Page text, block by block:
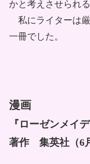
かと考えさせられ
私にライターは
一冊でした。
漫画
『ローゼンメイ
著作 集英社（6